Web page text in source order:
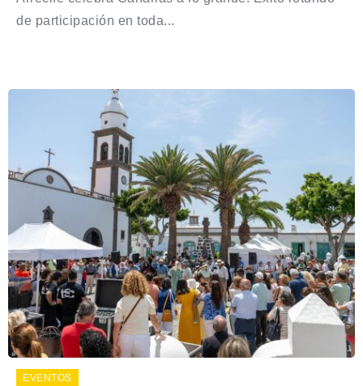
de participación en toda...
EVENTOS